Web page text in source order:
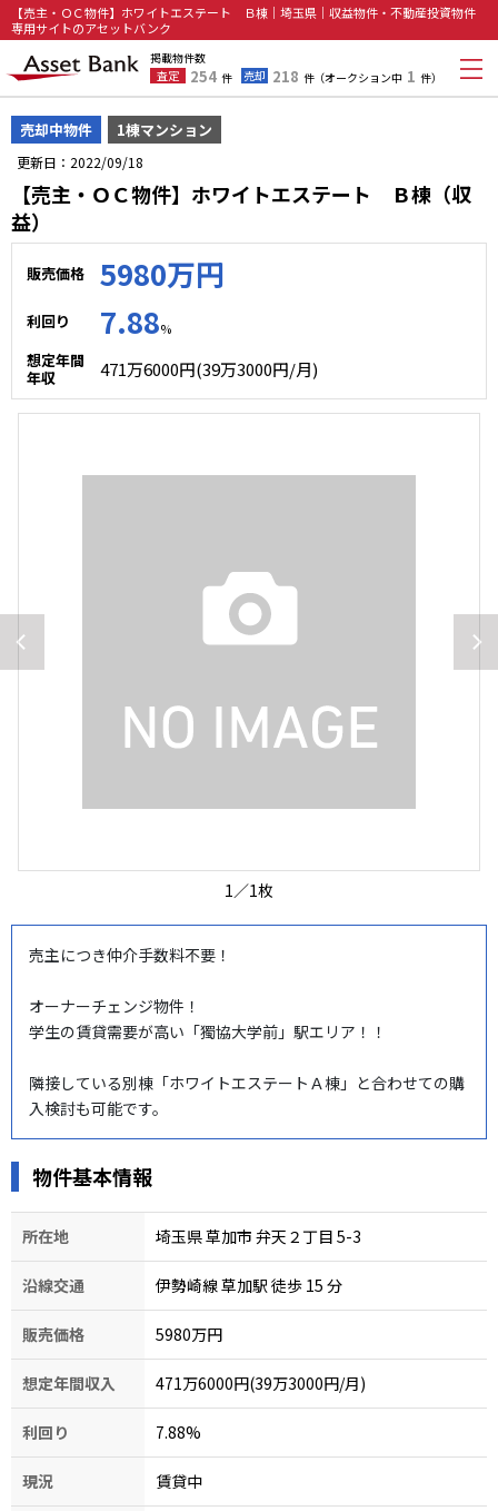
【売主・ＯＣ物件】ホワイトエステート Ｂ棟｜埼玉県｜収益物件・不動産投資物件
専用サイトのアセットバンク
掲載物件数
査定
254 件 売却 218 件（オークション中 1 件）
売却中物件 1棟マンション
更新日：2022/09/18
【売主・ＯＣ物件】ホワイトエステート Ｂ棟（収
益）
販売価格 5980万円
利回り 7.88%
想定年間
年収
471万6000円(39万3000円/月)
1／1枚
売主につき仲介手数料不要！
オーナーチェンジ物件！
学生の賃貸需要が高い「獨協大学前」駅エリア！！
隣接している別棟「ホワイトエステートＡ棟」と合わせての購
入検討も可能です。
物件基本情報
所在地 埼玉県 草加市 弁天２丁目 5-3
沿線交通 伊勢崎線 草加駅 徒歩 15 分
販売価格 5980万円
想定年間収入 471万6000円(39万3000円/月)
利回り 7.88%
現況 賃貸中